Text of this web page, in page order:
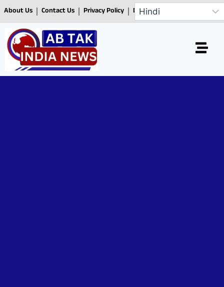
About Us Contact Us Privacy Policy Disclaimer